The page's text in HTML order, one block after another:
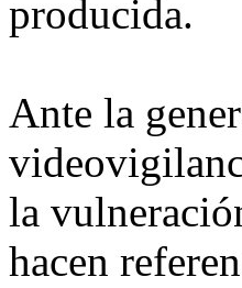
producida.
Ante la
la
hacen